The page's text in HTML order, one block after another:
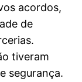
acordos,
de
tiveram
segurança.